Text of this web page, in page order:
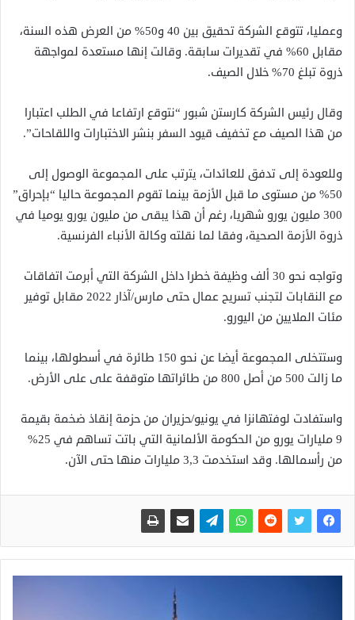
وعمليا، تتوقع الشركة تحقيق بين 40 و50% من العرض هذه السنة،
مقابل 60% في تقديرات سابقة. وقالت إنها مستعدة لمواجهة
ذروة تبلغ 70% خلال الصيف.
وقال رئيس الشركة كارستن شبور “نتوقع ارتفاعا في الطلب اعتبارا
من هذا الصيف مع تخفيف قيود السفر بنشر الاختبارات واللقاحات”.
وللعودة إلى تدفق للعائدات، يترتب على المجموعة الوصول إلى
50% من مستوى ما قبل الأزمة بينما تقوم المجموعة حاليا “بإحراق”
300 مليون يورو شهريا، رغم أن هذا يبقى من مليون يورو يوميا في
ذروة الأزمة الصحية، وفقا لما نقلته وكالة الأنباء الفرنسية.
وتواجه نحو 30 ألف وظيفة خطرا داخل الشركة التي أبرمت اتفاقات
مع النقابات لتجنب تسريح عمال حتى مارس/آذار 2022 مقابل توفير
مئات الملايين من اليورو.
وستتخلى المجموعة أيضا عن نحو 150 طائرة في أسطولها، بينما
ما زالت 500 من أصل 800 من طائراتها متوقفة على على الأرض.
واستفادت لوفتهانزا في يونيو/حزيران من حزمة إنقاذ ضخمة بقيمة
9 مليارات يورو من الحكومة الألمانية التي باتت تساهم في 25%
من رأسمالها. وقد استخدمت 3,3 مليارات منها حتى الآن.